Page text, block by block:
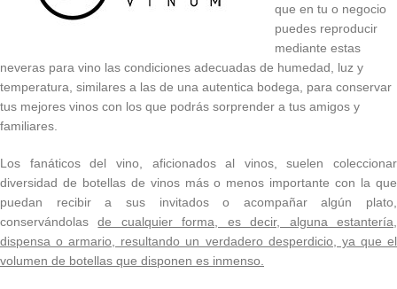
que en tu o negocio
puedes reproducir
mediante estas
neveras para vino las condiciones adecuadas de humedad, luz y
temperatura, similares a las de una autentica bodega, para conservar
tus mejores vinos con los que podrás sorprender a tus amigos y
familiares.
Los fanáticos del vino, aficionados al vinos, suelen coleccionar
diversidad de botellas de vinos más o menos importante con la que
puedan recibir a sus invitados o acompañar algún plato,
conservándolasde cualquier forma, es decir, alguna estantería,
dispensa o armario, resultando un verdadero desperdicio, ya que el
volumen de botellas que disponen es inmenso.